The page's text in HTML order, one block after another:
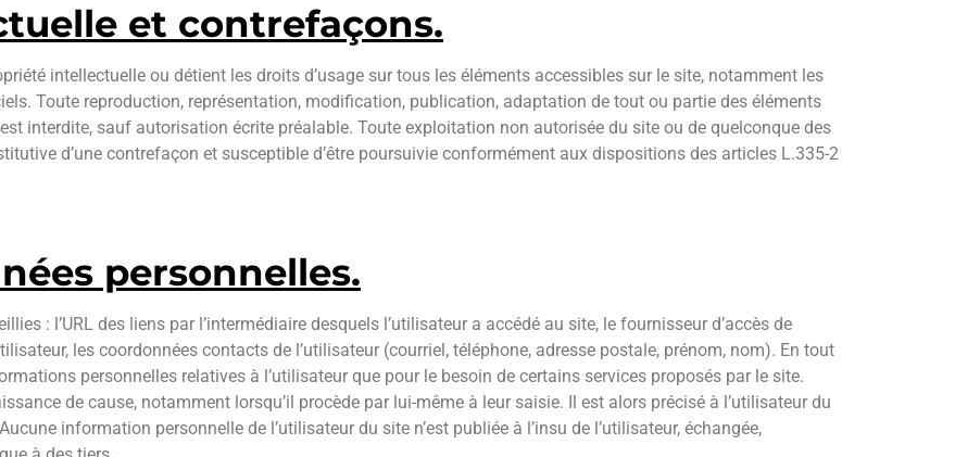
et contrefaçons.
intellectuelle ou détient les droits d’usage sur tous les éléments accessibles sur le site, notamment les
Toute reproduction, représentation, modification, publication, adaptation de tout ou partie des éléments
interdite, sauf autorisation écrite préalable. Toute exploitation non autorisée du site ou de quelconque des
d’une contrefaçon et susceptible d’être poursuivie conformément aux dispositions des articles L.335-2
personnelles.
: l’URL des liens par l’intermédiaire desquels l’utilisateur a accédé au site, le fournisseur d’accès de
les coordonnées contacts de l’utilisateur (courriel, téléphone, adresse postale, prénom, nom). En tout
personnelles relatives à l’utilisateur que pour le besoin de certains services proposés par le site.
de cause, notamment lorsqu’il procède par lui-même à leur saisie. Il est alors précisé à l’utilisateur du
information personnelle de l’utilisateur du site n’est publiée à l’insu de l’utilisateur, échangée,